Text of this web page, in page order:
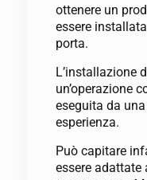
ottenere un
essere
porta.
L’installazione
un’operazione
eseguita da
esperienza.
Può capitare
essere adattate